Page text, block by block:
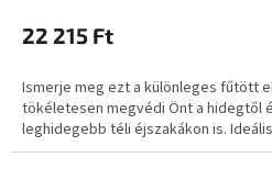
22 215 Ft
Ismerje meg ezt a különleges fűtött
tökéletesen megvédi Önt a hidegtől
leghidegebb téli éjszakákon is.